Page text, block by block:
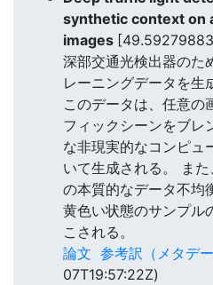
synthetic context on
images
深部交通光検出器のた
レーニングデータを生
このデータは、任意の
フィックシーンをブレ
な非現実的なコンピュ
いて生成される。 ま
の本質的なデータ不均
黄色い状態のサンプル
こされる。
論文 参考訳（メタデー
07T19:57:22Z)